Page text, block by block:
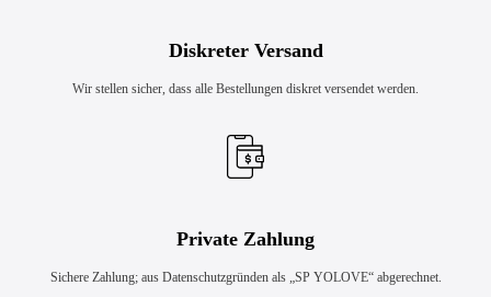
Diskreter Versand
Wir stellen sicher, dass alle Bestellungen diskret versendet werden.
Private Zahlung
Sichere Zahlung; aus Datenschutzgründen als „SP YOLOVE“ abgerechnet.